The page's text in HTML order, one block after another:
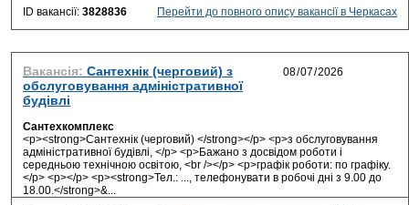
ID вакансії: 3828836 Перейти до повного опису вакансії в Черкасах
Вакансія: Сантехнік (черговий) з
обслуговування адміністративної
будівлі
Сантехкомплекс
<p><strong>Сантехнік (черговий) </strong></p> <p>з обслуговування
адміністративної будівлі, </p> <p>Бажано з досвідом роботи і
середньою технічною освітою, <br /></p> <p>графік роботи: по графіку.
</p> <p></p> <p><strong>Тел.: ..., телефонувати в робочі дні з 9.00 до
18.00.</strong>&...